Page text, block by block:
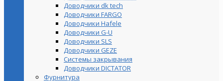
Доводчики dk tech
Доводчики FARGO
Доводчики Hafele
Доводчики G-U
Доводчики SLS
Доводчики GEZE
Cистемы закрывания
Доводчики DICTATOR
Фурнитура